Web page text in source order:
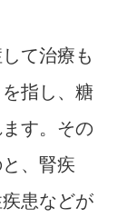
て治療も
指し、糖
す。その
、腎疾
患などが